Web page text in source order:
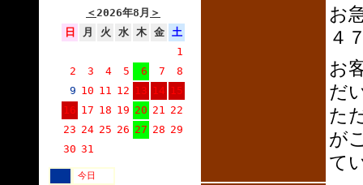
＜2026年8月 ＞
日
月 火 水 木 金
土
1
2
3 4 5 6 7
8
9 10 11 12 13 14 15
16 17 18 19 20 21 22
23 24 25 26 27 28 29
30 31
今日
お
４
お
だ
た
が
て